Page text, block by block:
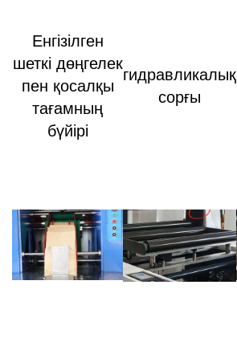
Енгізілген
шеткі дөңгелек
пен қосалқы
тағамның
бүйірі
гидравликалық
сорғы